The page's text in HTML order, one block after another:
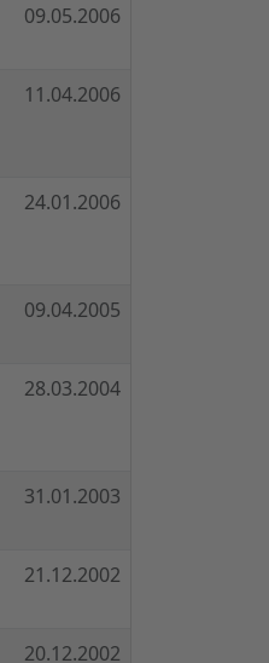
09.05.2006
11.04.2006
24.01.2006
09.04.2005
28.03.2004
31.01.2003
21.12.2002
20.12.2002